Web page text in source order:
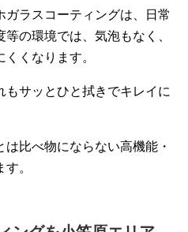
ガラスコーティングは、日常
の環境では、気泡もなく、
くなります。
サッとひと拭きでキレイに
比べ物にならない高機能・
。